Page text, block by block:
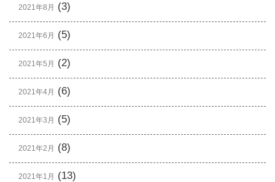
2021年8月 (3)
2021年6月 (5)
2021年5月 (2)
2021年4月 (6)
2021年3月 (5)
2021年2月 (8)
2021年1月 (13)